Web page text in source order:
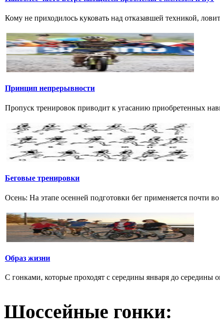
Кому не приходилось куковать над отказавшей техникой,
Принцип непрерывности
Пропуск тренировок приводит к угасанию приобретенных
Беговые тренировки
Осень: На этапе осенней подготовки бег применяется почти
Образ жизни
С гонками, которые проходят с середины января до
Шоссейные гонки: